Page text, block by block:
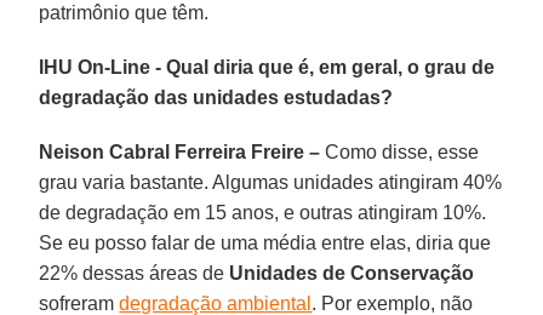
patrimônio que têm.
IHU On-Line - Qual diria que é, em geral, o grau de
degradação das unidades estudadas?
Neison Cabral Ferreira Freire – Como disse, esse
grau varia bastante. Algumas unidades atingiram 40%
de degradação em 15 anos, e outras atingiram 10%.
Se eu posso falar de uma média entre elas, diria que
22% dessas áreas de Unidades de Conservação
sofreramdegradação ambiental . Por exemplo, não